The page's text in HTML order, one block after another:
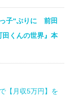
っ子“ぷりに 前田
くんの世界』本
【月収5万円】を